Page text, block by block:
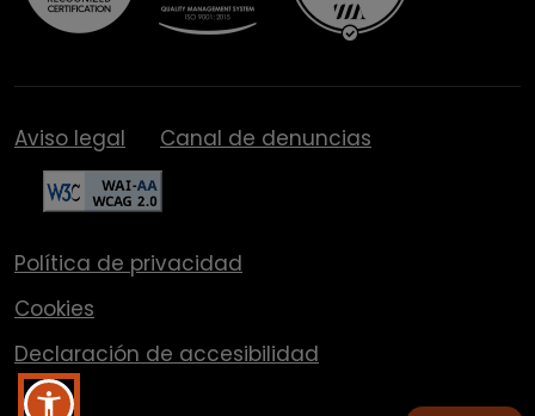
Aviso legal Canal de denuncias
Política de privacidad
Cookies
Declaración de accesibilidad